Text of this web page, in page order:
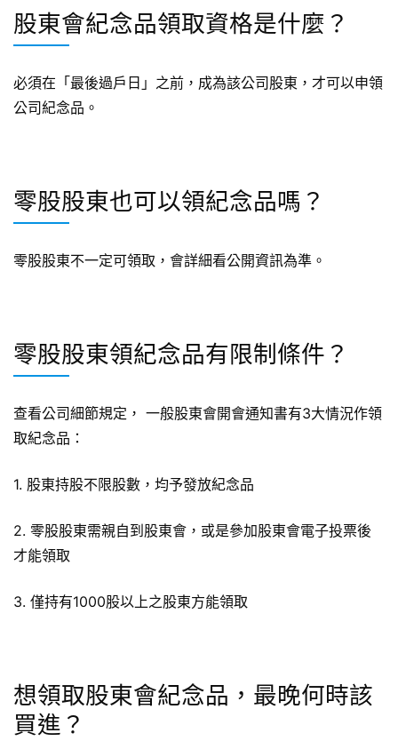
股東會紀念品領取資格是什麼？
必須在「最後過戶日」之前，成為該公司股東，才可以申領
公司紀念品。
零股股東也可以領紀念品嗎？
零股股東不一定可領取，會詳細看公開資訊為準。
零股股東領紀念品有限制條件？
查看公司細節規定， 一般股東會開會通知書有3大情況作領
取紀念品：
1. 股東持股不限股數，均予發放紀念品
2. 零股股東需親自到股東會，或是參加股東會電子投票後
才能領取
3. 僅持有1000股以上之股東方能領取
想領取股東會紀念品，最晚何時該
買進？